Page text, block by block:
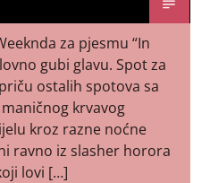
za pjesmu “In
gubi glavu. Spot za
ostalih spotova sa
krvavog
kroz razne noćne
ravno iz slasher horora
lovi […]